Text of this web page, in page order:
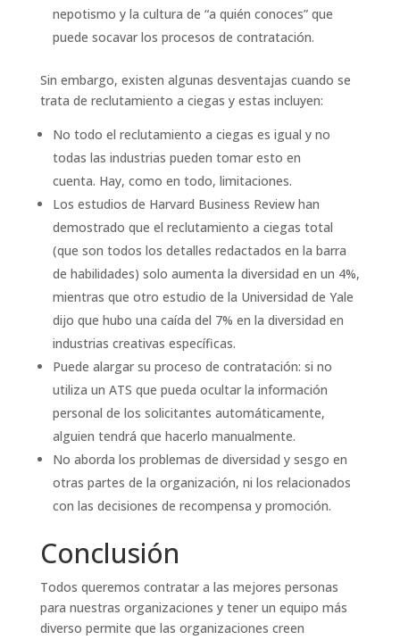
nepotismo y la cultura de “a quién conoces” que
puede socavar los procesos de contratación.
Sin embargo, existen algunas desventajas cuando se
trata de reclutamiento a ciegas y estas incluyen:
No todo el reclutamiento a ciegas es igual y no
todas las industrias pueden tomar esto en
cuenta. Hay, como en todo, limitaciones.
Los estudios de Harvard Business Review han
demostrado que el reclutamiento a ciegas total
(que son todos los detalles redactados en la barra
de habilidades) solo aumenta la diversidad en un 4%,
mientras que otro estudio de la Universidad de Yale
dijo que hubo una caída del 7% en la diversidad en
industrias creativas específicas.
Puede alargar su proceso de contratación: si no
utiliza un ATS que pueda ocultar la información
personal de los solicitantes automáticamente,
alguien tendrá que hacerlo manualmente.
No aborda los problemas de diversidad y sesgo en
otras partes de la organización, ni los relacionados
con las decisiones de recompensa y promoción.
Conclusión
Todos queremos contratar a las mejores personas
para nuestras organizaciones y tener un equipo más
diverso permite que las organizaciones creen